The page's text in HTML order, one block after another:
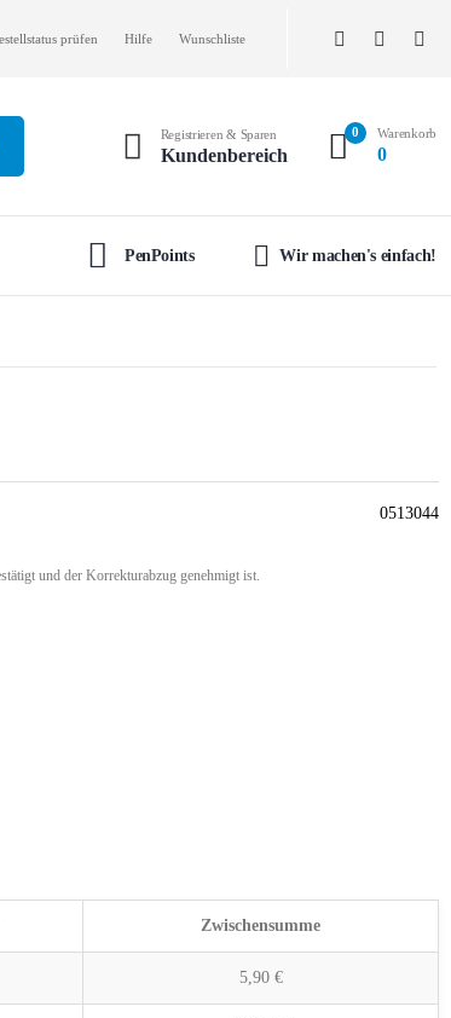
prüfen Hilfe Wunschliste
Registrieren & Sparen
Kundenbereich
0 Warenkorb
0
PenPoints Wir machen's einfach!
0513044
und der Korrekturabzug genehmigt ist.
Zwischensumme
5,90 €